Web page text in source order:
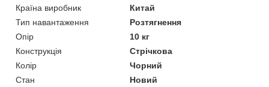
Країна виробник
Китай
Тип навантаження
Розтягнення
Опір
10 кг
Конструкція
Стрічкова
Колір
Чорний
Стан
Новий